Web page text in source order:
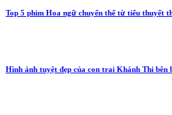
Top 5 phim Hoa ngữ chuyển thể từ tiểu thuyết
Hình ảnh tuyệt đẹp của con trai Khánh Thi bên